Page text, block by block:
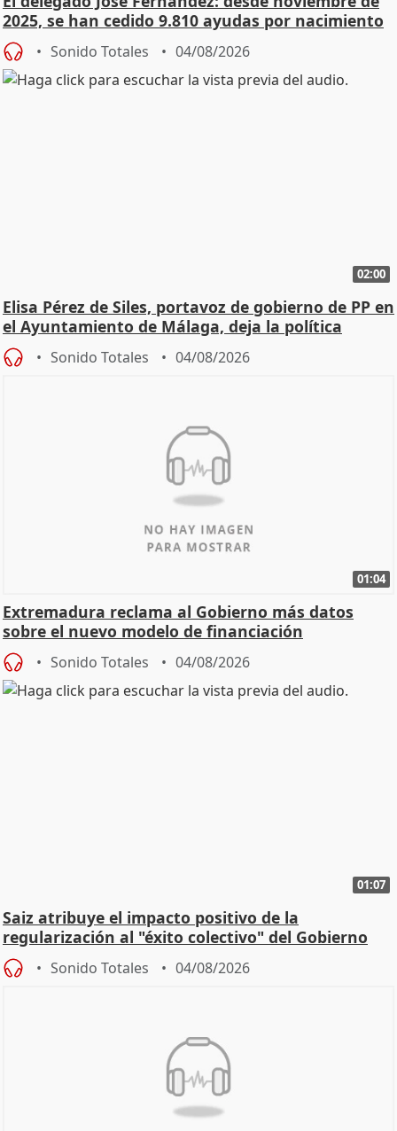
2025, se han cedido 9.810 ayudas por nacimiento
Sonido Totales 04/08/2026
02:00
Elisa Pérez de Siles, portavoz de gobierno de PP en
el Ayuntamiento de Málaga, deja la política
Sonido Totales 04/08/2026
01:04
Extremadura reclama al Gobierno más datos
sobre el nuevo modelo de financiación
Sonido Totales 04/08/2026
01:07
Saiz atribuye el impacto positivo de la
regularización al "éxito colectivo" del Gobierno
Sonido Totales 04/08/2026